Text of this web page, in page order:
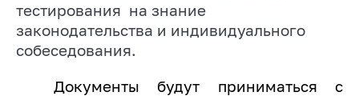
тестирования на знание
законодательства и индивидуального
собеседования.
Документы будут приниматься с